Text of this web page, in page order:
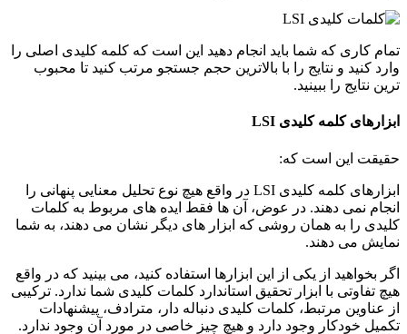
تمام کاری که شما باید انجام دهید این است که کلمه کلیدی اصلی را
وارد کنید و نتایج را با بالاترین حجم جستجو مرتب کنید تا محبوب
ترین نتایج را ببینید.
ابزارهای کلمه کلیدی LSI
حقیقت این است که:
ابزارهای کلمه کلیدی LSI در واقع هیچ نوع تحلیل معنایی پنهانی را
انجام نمی دهند. در عوض، آن ها فقط ایده های مربوط به کلمات
کلیدی را به همان روشی که ابزار های دیگر نشان می دهند، به شما
نمایش می دهند.
اگر بخواهید از یکی از این ابزارها استفاده کنید، می بینید که در واقع
هیچ تفاوتی با ابزار تحقیق استاندارد کلمات کلیدی شما ندارد. ترکیبی
از عناوین مرتبط، کلمات کلیدی دنباله دار، مترادف، پیشنهادات
تکمیل خودکار وجود دارد و هیچ چیز خاصی در مورد آن وجود ندارد.